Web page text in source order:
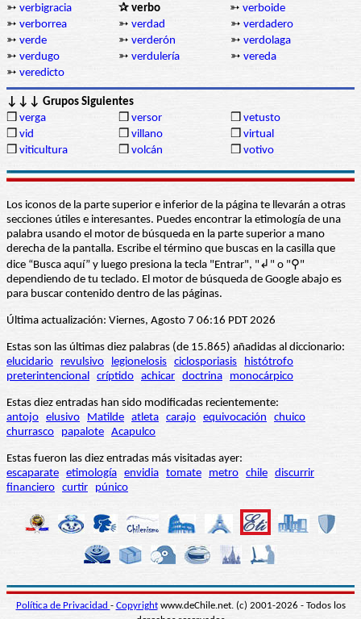
➳ verbigracia ✰ verbo ➳ verboide
➳ verborrea ➳ verdad ➳ verdadero
➳ verde ➳ verderón ➳ verdolaga
➳ verdugo ➳ verdulería ➳ vereda
➳ veredicto
↓↓↓ Grupos Siguientes
❒ verga ❒ versor ❒ vetusto
❒ vid ❒ villano ❒ virtual
❒ viticultura ❒ volcán ❒ votivo
Los iconos de la parte superior e inferior de la página te llevarán a otras
secciones útiles e interesantes. Puedes encontrar la etimología de una
palabra usando el motor de búsqueda en la parte superior a mano
derecha de la pantalla. Escribe el término que buscas en la casilla que
dice “Busca aquí” y luego presiona la tecla "Entrar", "↲" o "⚲"
dependiendo de tu teclado. El motor de búsqueda de Google abajo es
para buscar contenido dentro de las páginas.
Última actualización: Viernes, Agosto 7 06:16 PDT 2026
Estas son las últimas diez palabras (de 15.865) añadidas al diccionario:
elucidario
revulsivo legionelosis ciclosporiasis
histótrofo
preterintencional críptido achicar doctrina monocárpico
Estas diez entradas han sido modificadas recientemente:
antojo elusivo Matilde atleta carajo equivocación
chuico
churrasco
papalote Acapulco
Estas fueron las diez entradas más visitadas ayer:
escaparate etimología envidia tomate metro chile discurrir
financiero curtir púnico
Política de Privacidad - Copyrightwww.deChile.net. (c) 2001-2026 - Todos los